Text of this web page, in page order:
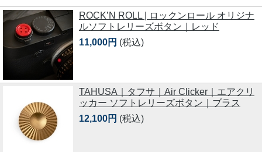
ROCK’N ROLL | ロックンロール オリジナ
ルソフトレリーズボタン｜レッド
11,000円 (税込)
TAHUSA｜タフサ｜Air Clicker｜エアクリ
ッカー ソフトレリーズボタン｜ブラス
12,100円 (税込)